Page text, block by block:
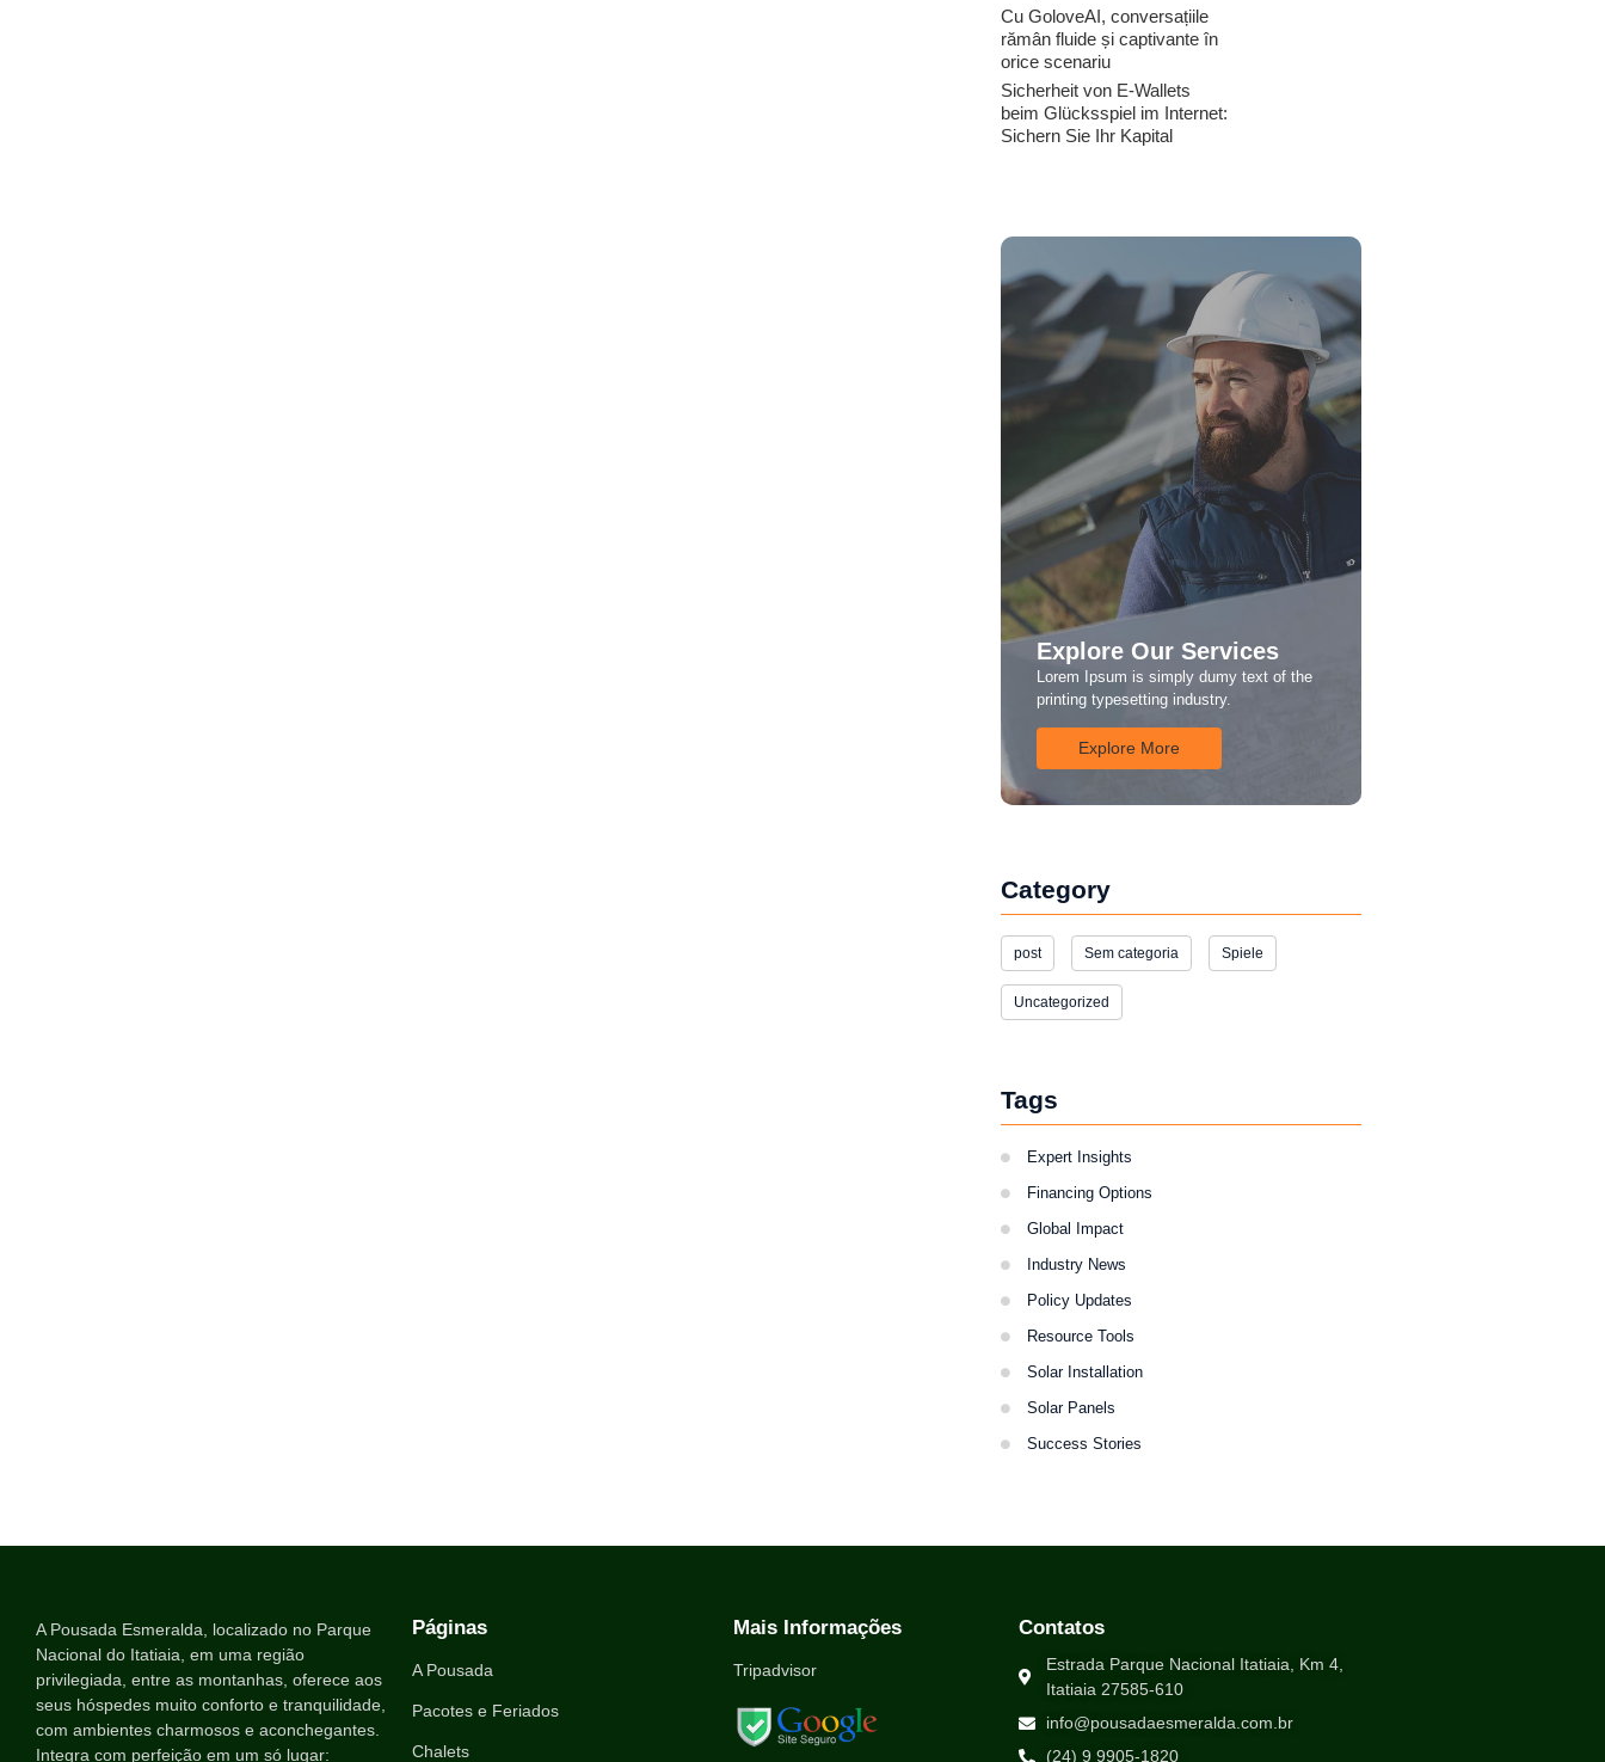
Cu GoloveAI, conversațiile
rămân fluide și captivante în
orice scenariu
Sicherheit von E-Wallets
beim Glücksspiel im Internet:
Sichern Sie Ihr Kapital
Explore Our Services
Lorem Ipsum is simply dumy text of the
printing typesetting industry.
Explore More
Category
post Sem categoria Spiele
Uncategorized
Tags
Expert Insights
Financing Options
Global Impact
Industry News
Policy Updates
Resource Tools
Solar Installation
Solar Panels
Success Stories
A Pousada Esmeralda, localizado no Parque
Nacional do Itatiaia, em uma região
privilegiada, entre as montanhas, oferece aos
seus hóspedes muito conforto e tranquilidade,
com ambientes charmosos e aconchegantes.
Integra com perfeição em um só lugar:
Páginas
A Pousada
Pacotes e Feriados
Chalets
Mais Informações
Tripadvisor
Contatos
Estrada Parque Nacional Itatiaia, Km 4,
Itatiaia 27585-610
info@pousadaesmeralda.com.br
(24) 9 9905-1820